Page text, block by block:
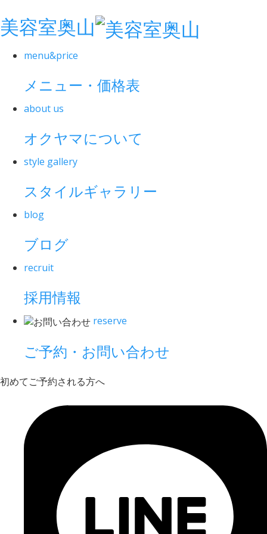
美容室奥山
menu&price
メニュー・価格表
about us
オクヤマについて
style gallery
スタイルギャラリー
blog
ブログ
recruit
採用情報
reserve
ご予約・お問い合わせ
初めてご予約される方へ